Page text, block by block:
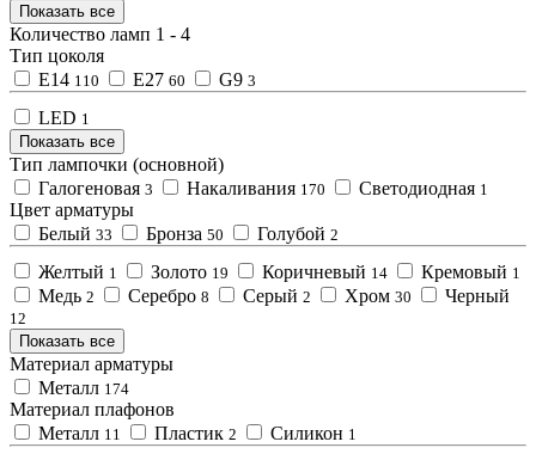
Показать все
Количество ламп 1 - 4
Тип цоколя
E14 110 E27 60 G9 3
LED 1
Показать все
Тип лампочки (основной)
Галогеновая 3 Накаливания 170 Светодиодная 1
Цвет арматуры
Белый 33 Бронза 50 Голубой 2
Желтый 1 Золото 19 Коричневый 14 Кремовый 1
Медь 2 Серебро 8 Серый 2 Хром 30 Черный
12
Показать все
Материал арматуры
Металл 174
Материал плафонов
Металл 11 Пластик 2 Силикон 1